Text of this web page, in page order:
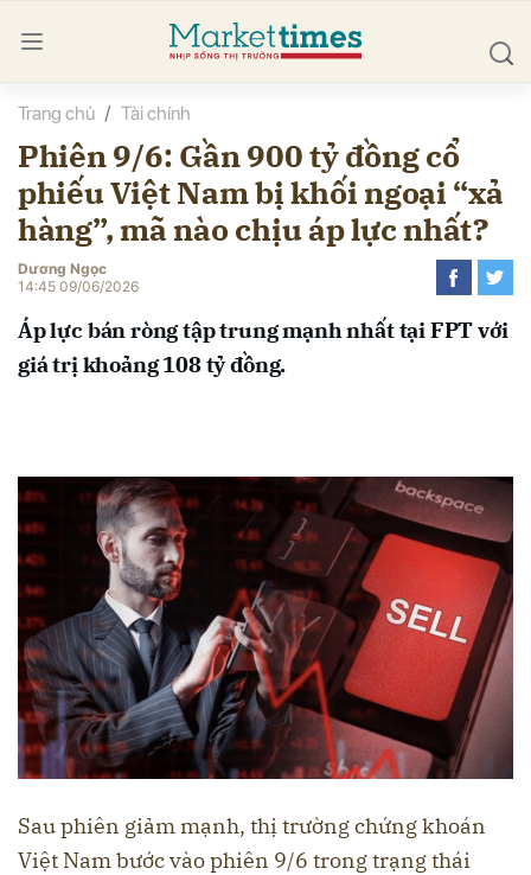
Trang chủ Tài chính
Phiên 9/6: Gần 900 tỷ đồng cổ
phiếu Việt Nam bị khối ngoại “xả
hàng”, mã nào chịu áp lực nhất?
Dương Ngọc
14:45 09/06/2026
Áp lực bán ròng tập trung mạnh nhất tại FPT với
giá trị khoảng 108 tỷ đồng.
Sau phiên giảm mạnh, thị trường chứng khoán
Việt Nam bước vào phiên 9/6 trong trạng thái
luận